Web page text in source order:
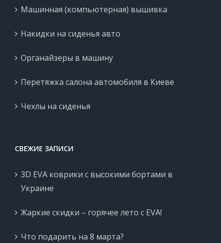
Машинная (компьютерная) вышивка
Накидки на сиденья авто
Органайзеры в машину
Перетяжка салона автомобиля в Киеве
Чехлы на сиденья
СВЕЖИЕ ЗАПИСИ
3D EVA коврики с высокими бортами в
Украине
Жаркие скидки – горячее лето с EVA!
Что подарить на 8 марта?